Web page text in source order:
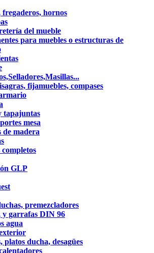
fregaderos, hornos
del mueble
para muebles o estructuras de
fijamuebles, compases
tapajuntas
mesa
de madera
GLP
premezcladores
y garrafas DIN 96
agua
platos ducha, desagües